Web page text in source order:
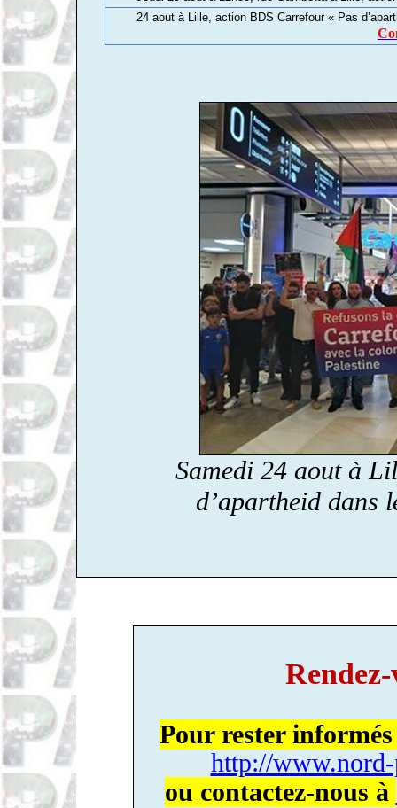
24 aout à Lille, action BDS Carrefour « Pas
Samedi 24 aout à
d’apartheid dans
Pour rester
http://www.nord-
ou contactez-nous à